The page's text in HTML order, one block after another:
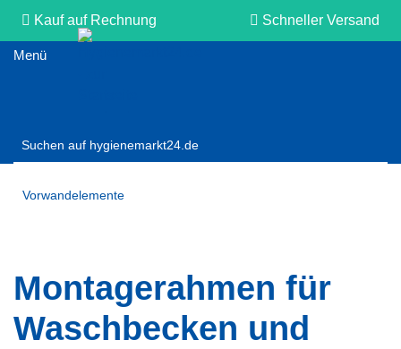
Kauf auf Rechnung Schneller Versand
Vorwandelemente
Montagerahmen für
Waschbecken und